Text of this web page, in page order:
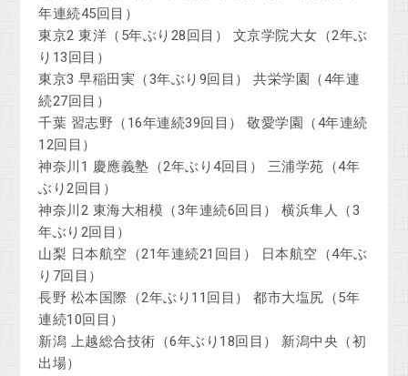
年連続45回目）
東京2 東洋（5年ぶり28回目） 文京学院大女（2年ぶ
り13回目）
東京3 早稲田実（3年ぶり9回目） 共栄学園（4年連
続27回目）
千葉 習志野（16年連続39回目） 敬愛学園（4年連続
12回目）
神奈川1 慶應義塾（2年ぶり4回目） 三浦学苑（4年
ぶり2回目）
神奈川2 東海大相模（3年連続6回目） 横浜隼人（3
年ぶり2回目）
山梨 日本航空（21年連続21回目） 日本航空（4年ぶ
り7回目）
長野 松本国際（2年ぶり11回目） 都市大塩尻（5年
連続10回目）
新潟 上越総合技術（6年ぶり18回目） 新潟中央（初
出場）